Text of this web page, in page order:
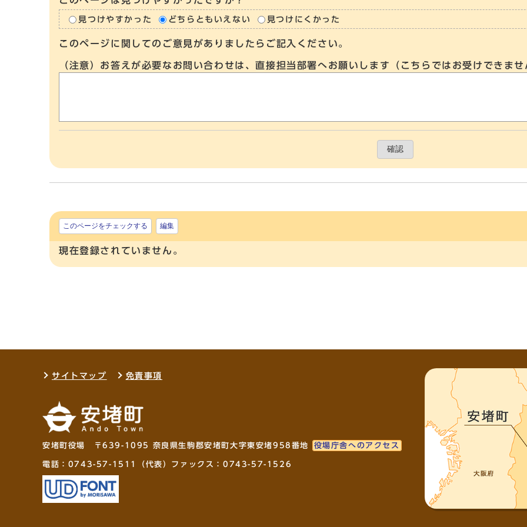
見つけやすかった どちらともいえない 見つけにくかった
このページに関してのご意見がありましたらご記入ください。
（注意）お答えが必要なお問い合わせは、直接担当部署へお願いします（こちらではお受けできま
確認
このページをチェックする 編集
現在登録されていません。
サイトマップ 免責事項
安堵町役場 〒639-1095 奈良県生駒郡安堵町大字東安堵958番地 役場庁舎へのアクセス
電話： 0743-57-1511 （代表）ファックス：0743-57-1526